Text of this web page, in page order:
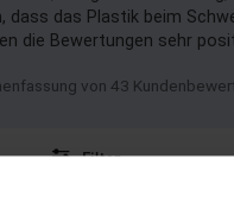
das Plastik beim
die Bewertungen sehr
von 43
Filter